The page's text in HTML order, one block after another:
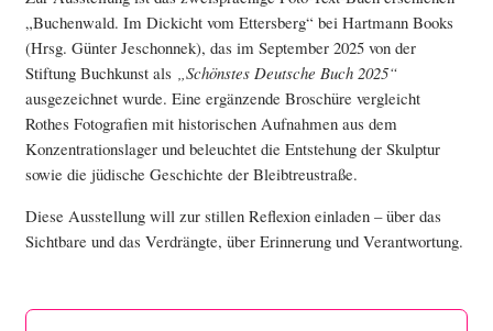
„Buchenwald. Im Dickicht vom Ettersberg“ bei Hartmann Books
(Hrsg. Günter Jeschonnek), das im September 2025 von der
Stiftung Buchkunst als
„Schönstes Deutsche Buch 2025“
ausgezeichnet wurde. Eine ergänzende Broschüre vergleicht
Rothes Fotografien mit historischen Aufnahmen aus dem
Konzentrationslager und beleuchtet die Entstehung der Skulptur
sowie die jüdische Geschichte der Bleibtreustraße.
Diese Ausstellung will zur stillen Reflexion einladen – über das
Sichtbare und das Verdrängte, über Erinnerung und Verantwortung.